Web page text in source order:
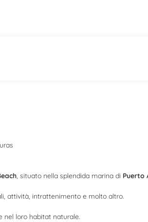
, situato nella splendida marina di Puerto
attività, intrattenimento e molto altro.
loro habitat naturale.